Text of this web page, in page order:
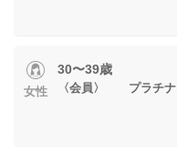
女性
30〜39歳
〈会員〉 プラチナ